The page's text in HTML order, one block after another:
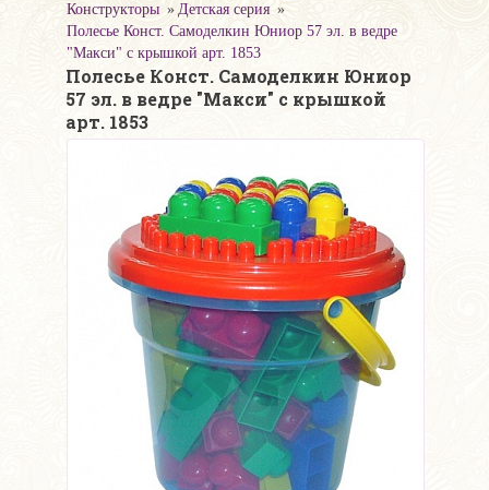
Конструкторы
Детская серия
Полесье Конст. Самоделкин Юниор 57 эл. в ведре
"Макси" с крышкой арт. 1853
Полесье Конст. Самоделкин Юниор
57 эл. в ведре "Макси" с крышкой
арт. 1853